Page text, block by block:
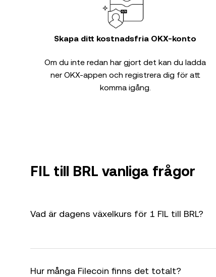
Skapa ditt kostnadsfria OKX-konto
Om du inte redan har gjort det kan du ladda
ner OKX-appen och registrera dig för att
komma igång.
FIL till BRL vanliga frågor
Vad är dagens växelkurs för 1 FIL till BRL?
Hur många Filecoin finns det totalt?